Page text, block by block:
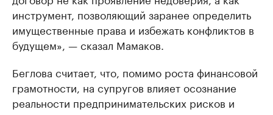
инструмент, позволяющий заранее определить
имущественные права и избежать конфликтов в
будущем», — сказал Мамаков.
Беглова считает, что, помимо роста финансовой
грамотности, на супругов влияет осознание
реальности предпринимательских рисков и